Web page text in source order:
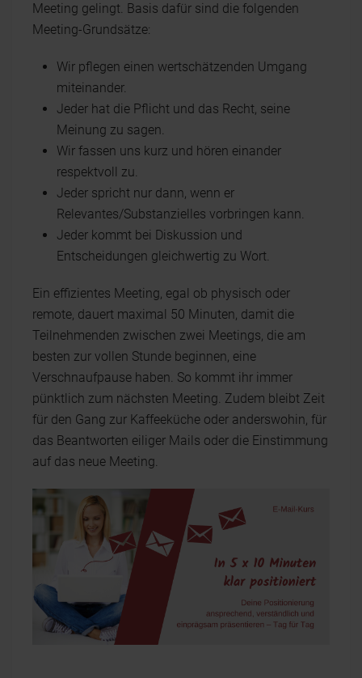
Meeting gelingt. Basis dafür sind die folgenden
Meeting-Grundsätze:
Wir pflegen einen wertschätzenden Umgang
miteinander.
Jeder hat die Pflicht und das Recht, seine
Meinung zu sagen.
Wir fassen uns kurz und hören einander
respektvoll zu.
Jeder spricht nur dann, wenn er
Relevantes/Substanzielles vorbringen kann.
Jeder kommt bei Diskussion und
Entscheidungen gleichwertig zu Wort.
Ein effizientes Meeting, egal ob physisch oder
remote, dauert maximal 50 Minuten, damit die
Teilnehmenden zwischen zwei Meetings, die am
besten zur vollen Stunde beginnen, eine
Verschnaufpause haben. So kommt ihr immer
pünktlich zum nächsten Meeting. Zudem bleibt Zeit
für den Gang zur Kaffeeküche oder anderswohin, für
das Beantworten eiliger Mails oder die Einstimmung
auf das neue Meeting.